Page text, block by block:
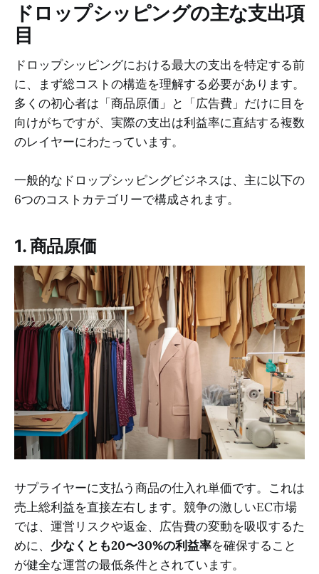
ドロップシッピングの主な支出項
目
ドロップシッピングにおける最大の支出を特定する前
に、まず総コストの構造を理解する必要があります。
多くの初心者は「商品原価」と「広告費」だけに目を
向けがちですが、実際の支出は利益率に直結する複数
のレイヤーにわたっています。
一般的なドロップシッピングビジネスは、主に以下の
6つのコストカテゴリーで構成されます。
1. 商品原価
サプライヤーに支払う商品の仕入れ単価です。これは
売上総利益を直接左右します。競争の激しいEC市場
では、運営リスクや返金、広告費の変動を吸収するた
めに、 少なくとも20〜30%の利益率を確保すること
が健全な運営の最低条件とされています。